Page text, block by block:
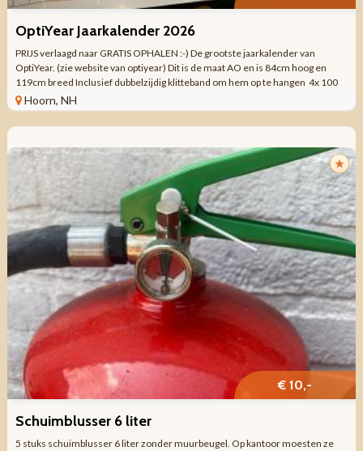
OptiYear Jaarkalender 2026
PRIJS verlaagd naar GRATIS OPHALEN :-) De grootste jaarkalender van
OptiYear. (zie website van optiyear) Dit is de maat AO en is 84cm hoog en
119cm breed Inclusief dubbelzijdig klitteband om hem op te hangen 4x 100
Post-its ...
Hoorn, NH
★
€ 10,-
Schuimblusser 6 liter
5 stuks schuimblusser 6 liter zonder muurbeugel. Op kantoor moesten ze